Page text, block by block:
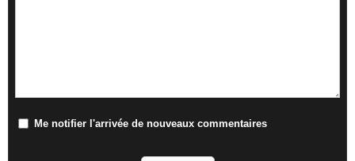
Me notifier l'arrivée de nouveaux commentaires